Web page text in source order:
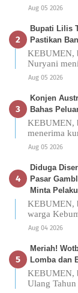
Aug 05 2026
Bupati Lilis
Pastikan
KEBUMEN,
Nuryani
Aug 05 2026
Konjen
Bahas
KEBUMEN,
menerima
Aug 05 2026
Diduga
Pasar
Minta
KEBUMEN,
warga
Aug 04 2026
Meriah!
Lomba dan
KEBUMEN,
Ulang